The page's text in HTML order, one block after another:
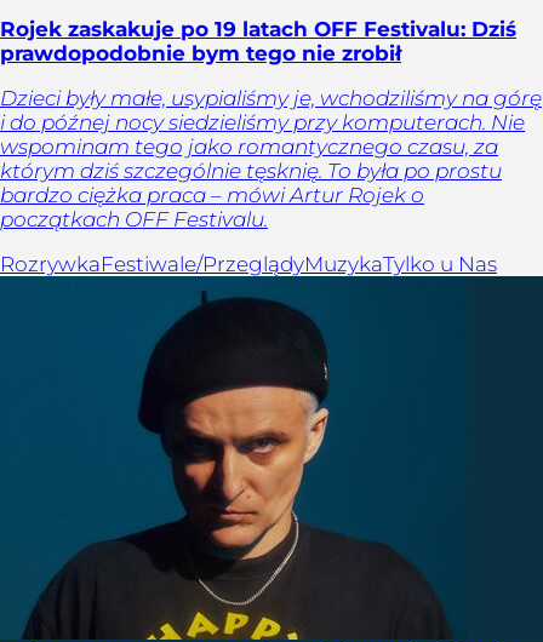
Rojek zaskakuje po 19 latach OFF Festivalu: Dziś
prawdopodobnie bym tego nie zrobił
Dzieci były małe, usypialiśmy je, wchodziliśmy na górę
i do późnej nocy siedzieliśmy przy komputerach. Nie
wspominam tego jako romantycznego czasu, za
którym dziś szczególnie tęsknię. To była po prostu
bardzo ciężka praca – mówi Artur Rojek o
początkach OFF Festivalu.
RozrywkaFestiwale/PrzeglądyMuzykaTylko u Nas